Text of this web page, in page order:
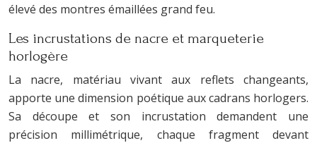
élevé des montres émaillées grand feu.
Les incrustations de nacre et marqueterie
horlogère
La nacre, matériau vivant aux reflets changeants,
apporte une dimension poétique aux cadrans horlogers.
Sa découpe et son incrustation demandent une
précision millimétrique, chaque fragment devant